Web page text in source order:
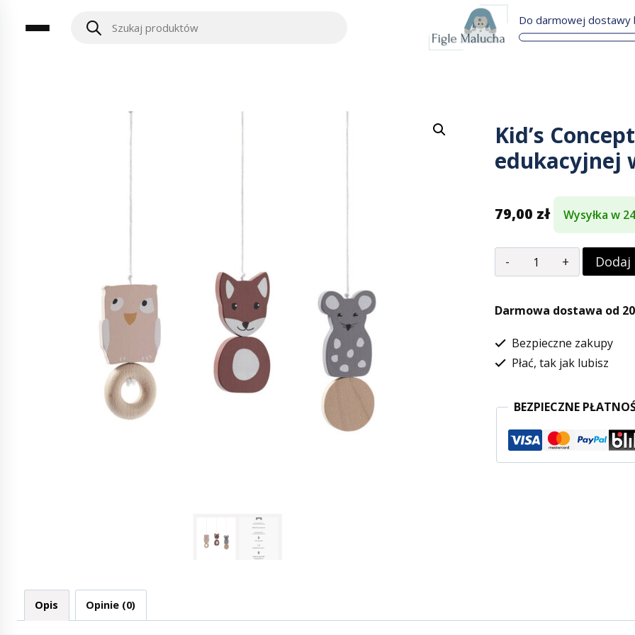
Do darmowej dostawy
Kid’s
edukacyjnej
79,00 zł Wysyłka w
Darmowa dostawa od
Bezpieczne zakupy
Płać, tak jak lubisz
BEZPIECZNE
Opis Opinie (0)